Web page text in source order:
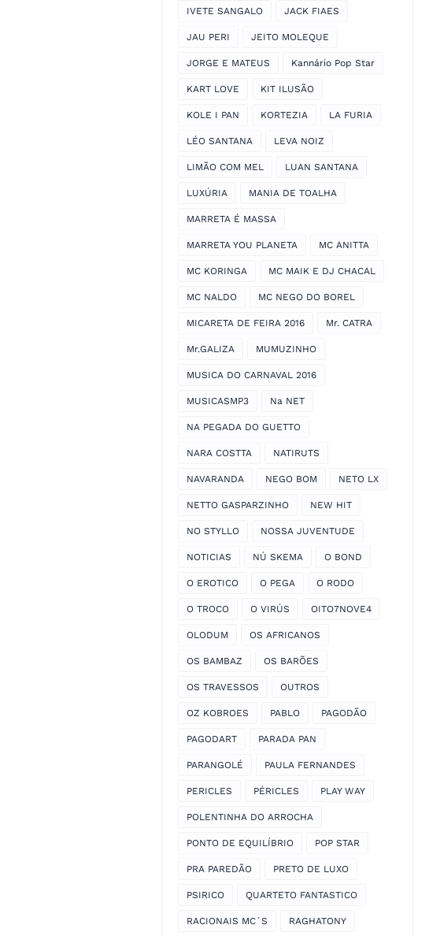
IVETE SANGALO JACK FIAES
JAU PERI JEITO MOLEQUE
JORGE E MATEUS Kannário Pop Star
KART LOVE KIT ILUSÃO
KOLE I PAN KORTEZIA LA FURIA
LÉO SANTANA LEVA NOIZ
LIMÃO COM MEL LUAN SANTANA
LUXÚRIA MANIA DE TOALHA
MARRETA É MASSA
MARRETA YOU PLANETA MC ANITTA
MC KORINGA MC MAIK E DJ CHACAL
MC NALDO MC NEGO DO BOREL
MICARETA DE FEIRA 2016 Mr. CATRA
Mr.GALIZA MUMUZINHO
MUSICA DO CARNAVAL 2016
MUSICASMP3 Na NET
NA PEGADA DO GUETTO
NARA COSTTA NATIRUTS
NAVARANDA NEGO BOM NETO LX
NETTO GASPARZINHO NEW HIT
NO STYLLO NOSSA JUVENTUDE
NOTICIAS NÚ SKEMA O BOND
O EROTICO O PEGA O RODO
O TROCO O VIRÚS OITO7NOVE4
OLODUM OS AFRICANOS
OS BAMBAZ OS BARÕES
OS TRAVESSOS OUTROS
OZ KOBROES PABLO PAGODÃO
PAGODART PARADA PAN
PARANGOLÉ PAULA FERNANDES
PERICLES PÉRICLES PLAY WAY
POLENTINHA DO ARROCHA
PONTO DE EQUILÍBRIO POP STAR
PRA PAREDÃO PRETO DE LUXO
PSIRICO QUARTETO FANTASTICO
RACIONAIS MC´S RAGHATONY